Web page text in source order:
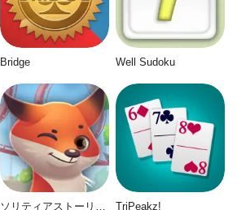
Bridge Well Sudoku
TriPeakz!